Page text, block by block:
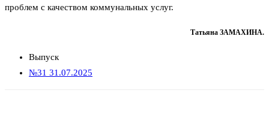
проблем с качеством коммунальных услуг.
Татьяна ЗАМАХИНА.
Выпуск
№31 31.07.2025